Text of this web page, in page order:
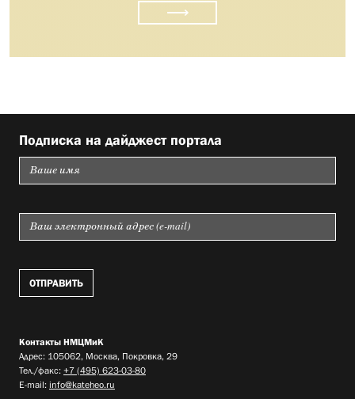
⟶
Подписка на дайджест портала
Контакты НМЦМиК
Адрес: 105062, Москва, Покровка, 29
Тел./факс: +7 (495) 623-03-80
E-mail: info@kateheo.ru